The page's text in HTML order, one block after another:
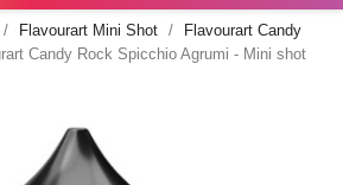
Flavourart Mini Shot
Flavourart Candy
Candy Rock Spicchio Agrumi - Mini shot